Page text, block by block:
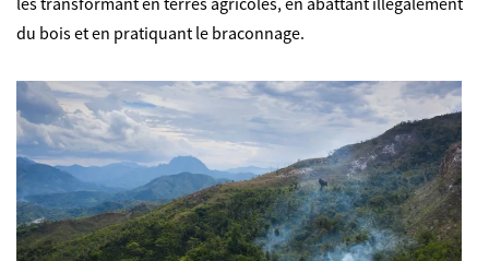
du bois et en pratiquant le braconnage.